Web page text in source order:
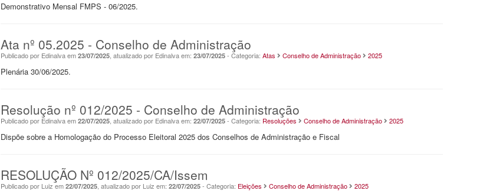
Demonstrativo Mensal FMPS - 06/2025.
Ata nº 05.2025 - Conselho de Administração
Publicado por Edinalva em 23/07/2025 , atualizado por Edinalva em: 23/07/2025 - Categoria: Atas Conselho de Administração 2025
Plenária 30/06/2025.
Resolução nº 012/2025 - Conselho de Administração
Publicado por Edinalva em 22/07/2025 , atualizado por Edinalva em: 22/07/2025 - Categoria: Resoluções Conselho de Administração 2025
Dispõe sobre a Homologação do Processo Eleitoral 2025 dos Conselhos de Administração e Fiscal
RESOLUÇÃO Nº 012/2025/CA/Issem
Publicado por Luiz em 22/07/2025 , atualizado por Luiz em: 22/07/2025 - Categoria: Eleições Conselho de Administração 2025